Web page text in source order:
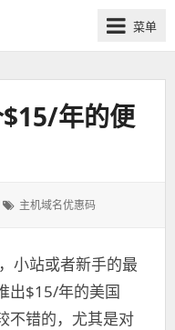
菜单
年的便
标
主机域名优惠码
小站或者新手的最
出$15/年的美国
不错的，尤其是对